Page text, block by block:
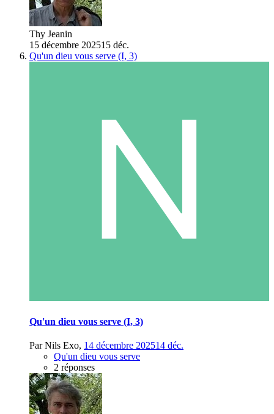
Thy Jeanin
15 décembre 202515 déc.
Qu'un dieu vous serve (I, 3)
Qu'un dieu vous serve (I, 3)
ParNils Exo, 14 décembre 202514 déc.
Qu'un dieu vous serve
2 réponses